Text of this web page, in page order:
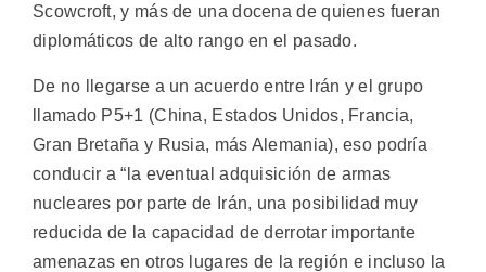
Scowcroft, y más de una docena de quienes fueran
diplomáticos de alto rango en el pasado.
De no llegarse a un acuerdo entre Irán y el grupo
llamado P5+1 (China, Estados Unidos, Francia,
Gran Bretaña y Rusia, más Alemania), eso podría
conducir a “la eventual adquisición de armas
nucleares por parte de Irán, una posibilidad muy
reducida de la capacidad de derrotar importante
amenazas en otros lugares de la región e incluso la